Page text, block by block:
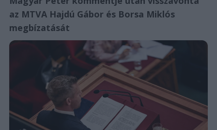
az MTVA Hajdú Gábor és Borsa Miklós
megbízatását